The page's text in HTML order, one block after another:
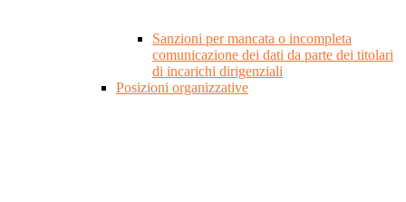
Sanzioni per mancata o incompleta
comunicazione dei dati da parte dei titolari
di incarichi dirigenziali
Posizioni organizzative